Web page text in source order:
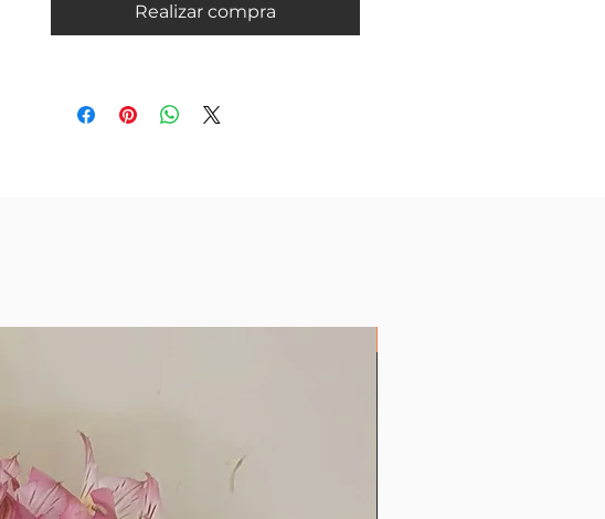
Realizar compra